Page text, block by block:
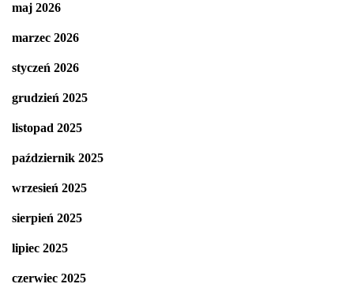
maj 2026
marzec 2026
styczeń 2026
grudzień 2025
listopad 2025
październik 2025
wrzesień 2025
sierpień 2025
lipiec 2025
czerwiec 2025